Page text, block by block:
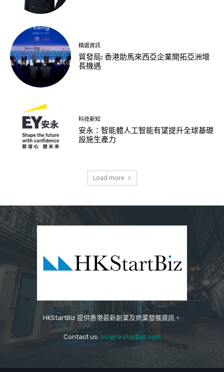
精選資訊
貿發局: 香港助馬來西亞企業開拓亞洲增
長機遇
科技新知
安永：智能體人工智能有望提升全球基礎
設施生產力
Load more
HKStartBiz 提供香港最新創業及商業發展資訊。
Contact us: biz@hkstartbiz.com